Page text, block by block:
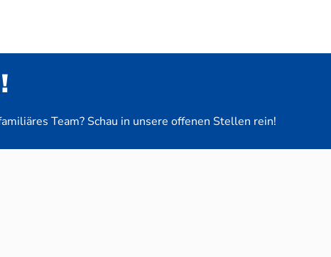
Team? Schau in unsere offenen Stellen rein!